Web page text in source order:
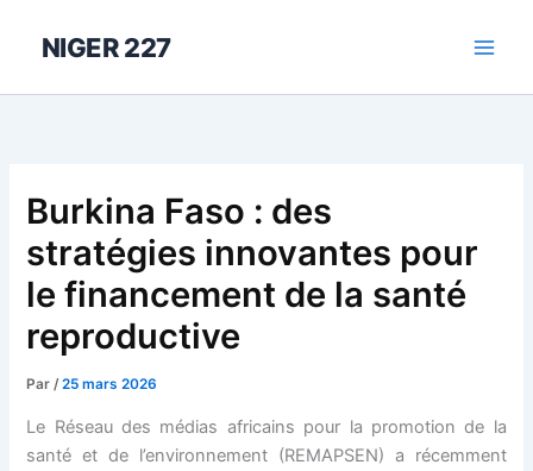
NIGER 227
Burkina Faso : des
stratégies innovantes pour
le financement de la santé
reproductive
Par/25 mars 2026
Le Réseau des médias africains pour la promotion de la
santé et de l’environnement (REMAPSEN) a récemment